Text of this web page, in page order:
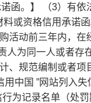
函。】 （3）有
或资格信用承诺
活动前三年内，
人为同一人或者存
、规范编制或者
中国 ”网站列入
为记录名单（处